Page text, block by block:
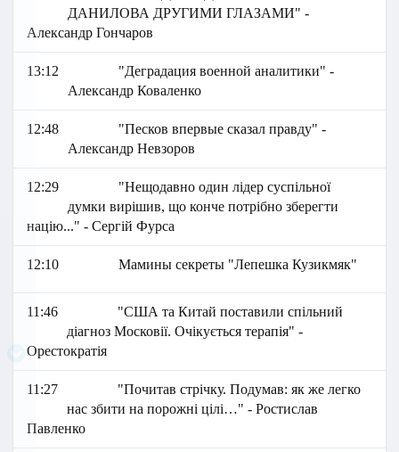
ДАНИЛОВА ДРУГИМИ ГЛАЗАМИ" -
Александр Гончаров
13:12
"Деградация военной аналитики" -
Александр Коваленко
12:48
"Песков впервые сказал правду" -
Александр Невзоров
12:29
"Нещодавно один лідер суспільної
думки вирішив, що конче потрібно зберегти
націю..." - Сергій Фурса
12:10 Мамины секреты "Лепешка Кузикмяк"
11:46
"США та Китай поставили спільний
діагноз Московії. Очікується терапія" -
Орестократія
11:27
"Почитав стрічку. Подумав: як же легко
нас збити на порожні цілі…" - Ростислав
Павленко